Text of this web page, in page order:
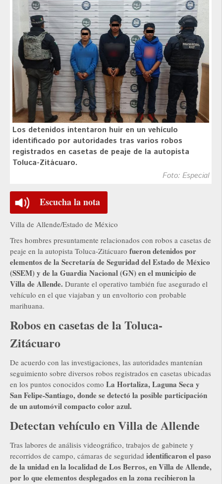
Los detenidos intentaron huir en un vehículo
identificado por autoridades tras varios robos
registrados en casetas de peaje de la autopista
Toluca-Zitácuaro.
Foto: Especial
Escucha la nota
Villa de Allende/Estado de México
Tres hombres presuntamente relacionados con robos a casetas de
peaje en la autopista Toluca-Zitácuaro fueron detenidos por
elementos de la Secretaría de Seguridad del Estado de México
(SSEM) y de la Guardia Nacional (GN) en el municipio de
Villa de Allende. Durante el operativo también fue asegurado el
vehículo en el que viajaban y un envoltorio con probable
marihuana.
Robos en casetas de la Toluca-
Zitácuaro
De acuerdo con las investigaciones, las autoridades mantenían
seguimiento sobre diversos robos registrados en casetas ubicadas
en los puntos conocidos como La Hortaliza, Laguna Seca y
San Felipe-Santiago, donde se detectó la posible participación
de un automóvil compacto color azul.
Detectan vehículo en Villa de Allende
Tras labores de análisis videográfico, trabajos de gabinete y
recorridos de campo, cámaras de seguridad identificaron el paso
de la unidad en la localidad de Los Berros, en Villa de Allende,
por lo que elementos desplegados en la zona recibieron la